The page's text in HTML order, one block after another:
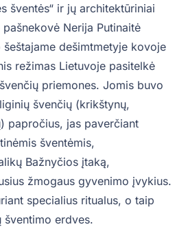
šventės“ ir jų architektūriniai
Nerija Putinaitė
dešimtmetyje kovoje
režimas Lietuvoje pasitelkė
priemones. Jomis buvo
švenčių (krikštynų,
papročius, jas paverčiant
šventėmis,
Bažnyčios įtaką,
žmogaus gyvenimo įvykius.
specialius ritualus, o taip
šventimo erdves.